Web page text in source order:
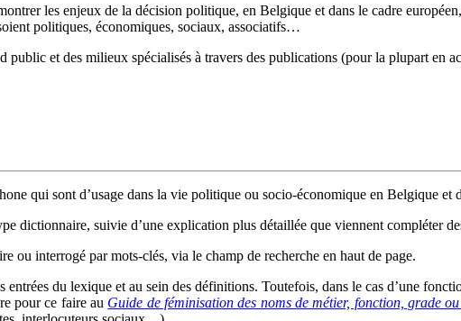
les enjeux de la décision politique, en Belgique et dans le cadre
politiques, économiques, sociaux, associatifs…
public et des milieux spécialisés à travers des publications (pour la plupart en
qui sont d’usage dans la vie politique ou socio-économique en Belgique et
dictionnaire, suivie d’une explication plus détaillée que viennent compléter
ou interrogé par mots-clés, via le champ de recherche en haut de page.
du lexique et au sein des définitions. Toutefois, dans le cas d’une
pour ce faire au Guide de féminisation des noms de métier, fonction, grade